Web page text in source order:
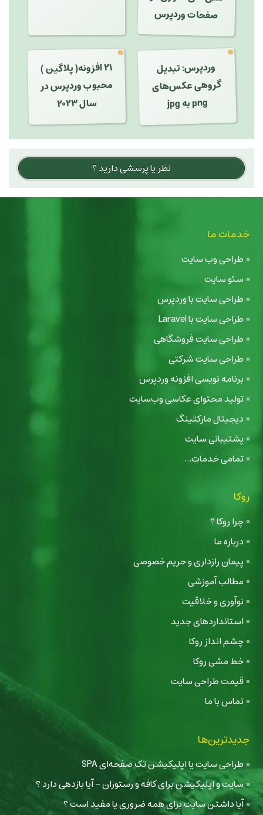
صفحات وردپرس
وردپرس: تبدیل
گروهی عکس‌های
png به jpg
۲۱ افزونه( پلاگین )
محبوب وردپرس در
سال ۲۰۲۳
نظر یا پرسشی دارید ؟
خدمات ما
طراحی وب سایت
سئو سایت
طراحی سایت با وردپرس
طراحی سایت با Laravel
طراحی سایت فروشگاهی
طراحی سایت شرکتی
برنامه نویسی افزونه وردپرس
تولید محتوای عکاسی وب‌سایت
دیجیتال مارکتینگ
پشتیبانی سایت
تمامی خدمات...
روکا
چرا روکا ؟
درباره ما
پیمان رازداری و حریم خصوصی
مطالب آموزشی
نوآوری و خلاقیت
استانداردهای جدید
چشم انداز روکا
خط مشی روکا
قیمت طراحی سایت
تماس با ما
جدیدترین‌ها
طراحی سایت یا اپلیکیشن تک صفحه‌ای SPA
سایت و اپلیکیشن برای کافه و رستوران - آیا بازدهی دارد ؟
آیا داشتن سایت برای همه ضروری یا مفید است ؟